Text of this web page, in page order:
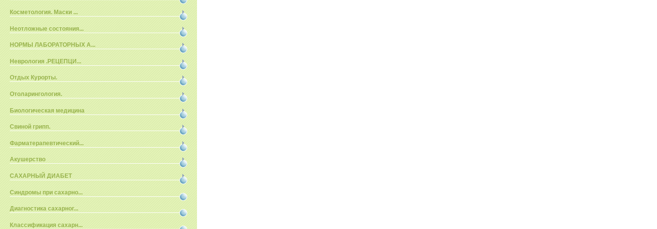
Косметология. Маски ...
Неотложные состояния...
НОРМЫ ЛАБОРАТОРНЫХ А...
Неврология .РЕЦЕПЦИ...
Отдых Курорты.
Отоларингология.
Биологическая медицина
Свиной грипп.
Фарматерапевтический...
Акушерство
САХАРНЫЙ ДИАБЕТ
Синдромы при сахарно...
Диагностика сахарног...
Классификация сахарн...